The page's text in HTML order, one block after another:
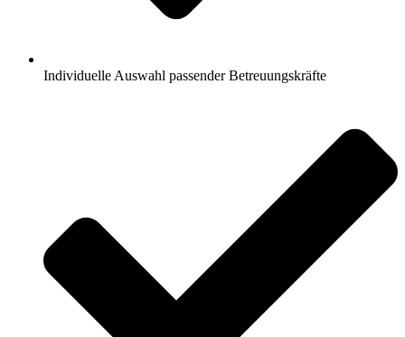
Individuelle Auswahl passender Betreuungskräfte